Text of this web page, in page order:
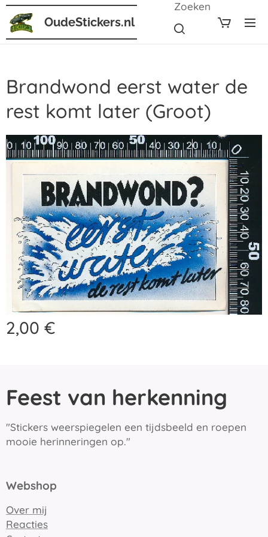
OudeStickers.nl
Zoeken
Brandwond eerst water de
rest komt later (Groot)
2,00 €
Feest van herkenning
"Stickers weerspiegelen een tijdsbeeld en roepen
mooie herinneringen op."
Webshop
Over mij
Reacties